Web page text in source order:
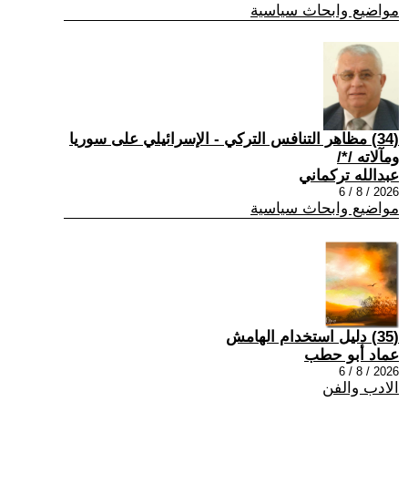
مواضيع وابحاث سياسية
(34) مظاهر التنافس التركي - الإسرائيلي على سوريا
ومآلاته /*/
عبدالله تركماني
2026 / 8 / 6
مواضيع وابحاث سياسية
(35) دليل استخدام الهامش
عماد أبو حطب
2026 / 8 / 6
الادب والفن